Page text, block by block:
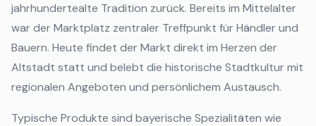
jahrhundertealte Tradition zurück. Bereits im Mittelalter
war der Marktplatz zentraler Treffpunkt für Händler und
Bauern. Heute findet der Markt direkt im Herzen der
Altstadt statt und belebt die historische Stadtkultur mit
regionalen Angeboten und persönlichem Austausch.
Typische Produkte sind bayerische Spezialitäten wie